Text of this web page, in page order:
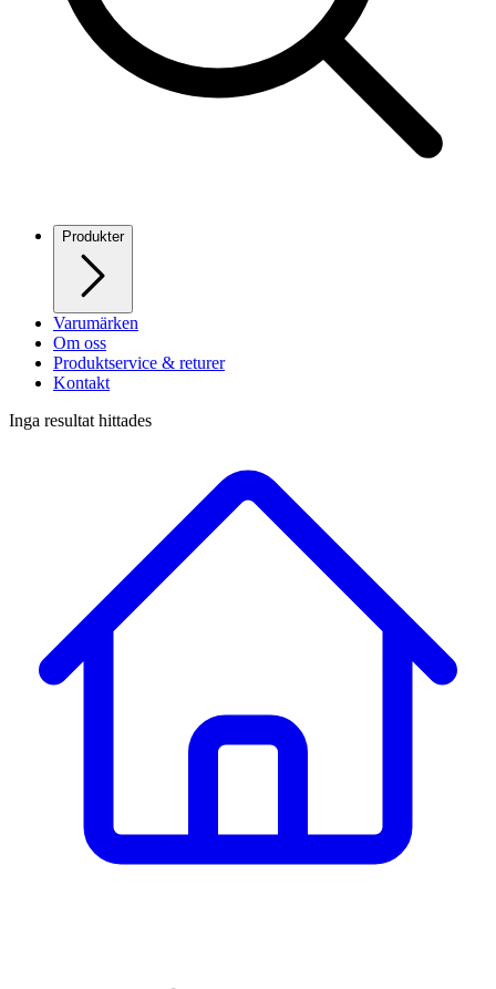
Produkter
Varumärken
Om oss
Produktservice & returer
Kontakt
Inga resultat hittades